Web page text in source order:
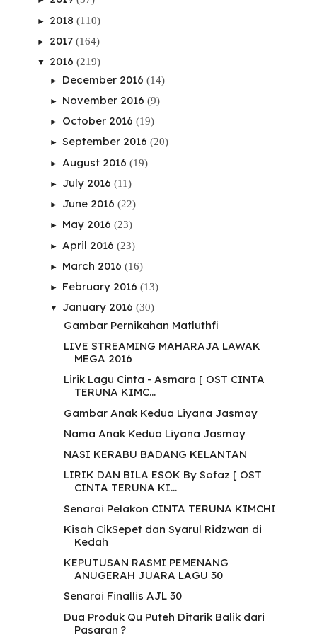
► 2018 (110)
► 2017 (164)
▼ 2016 (219)
► December 2016 (14)
► November 2016 (9)
► October 2016 (19)
► September 2016 (20)
► August 2016 (19)
► July 2016 (11)
► June 2016 (22)
► May 2016 (23)
► April 2016 (23)
► March 2016 (16)
► February 2016 (13)
▼ January 2016 (30)
Gambar Pernikahan Matluthfi
LIVE STREAMING MAHARAJA LAWAK
MEGA 2016
Lirik Lagu Cinta - Asmara [ OST CINTA
TERUNA KIMC...
Gambar Anak Kedua Liyana Jasmay
Nama Anak Kedua Liyana Jasmay
NASI KERABU BADANG KELANTAN
LIRIK DAN BILA ESOK By Sofaz [ OST
CINTA TERUNA KI...
Senarai Pelakon CINTA TERUNA KIMCHI
Kisah CikSepet dan Syarul Ridzwan di
Kedah
KEPUTUSAN RASMI PEMENANG
ANUGERAH JUARA LAGU 30
Senarai Finallis AJL 30
Dua Produk Qu Puteh Ditarik Balik dari
Pasaran ?